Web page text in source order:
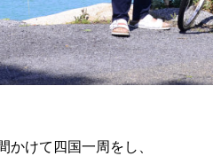
けて四国一周をし、